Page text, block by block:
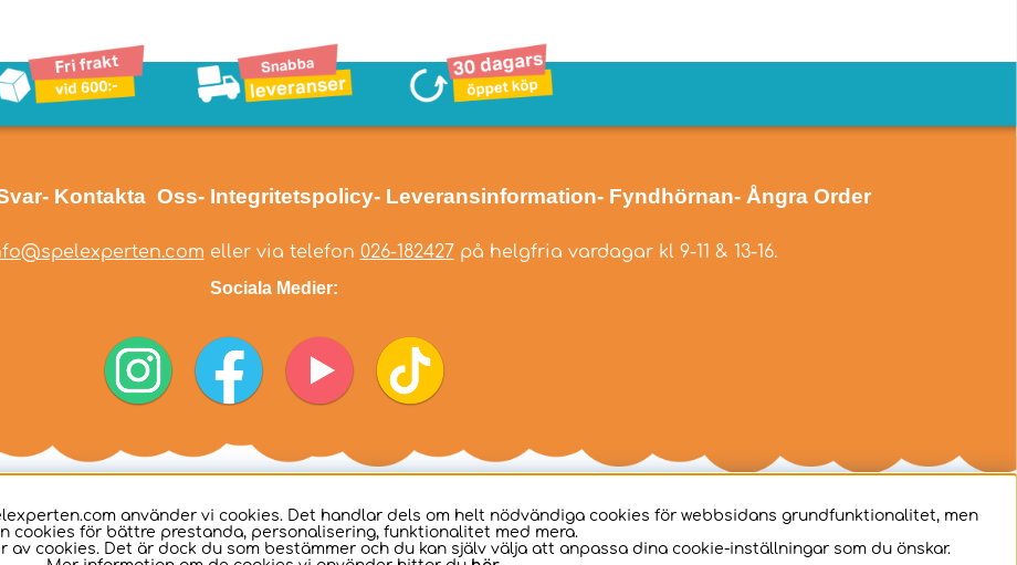
- Kontakta Oss- Integritetspolicy- Leveransinformation- Fyndhörnan- Ångra Order
eller via telefon 026-182427på helgfria vardagar kl 9-11 & 13-16.
Sociala Medier:
använder vi cookies. Det handlar dels om helt nödvändiga cookies för webbsidans grundfunktionalitet, men
cookies för bättre prestanda, personalisering, funktionalitet med mera.
cookies. Det är dock du som bestämmer och du kan själv välja att anpassa dina cookie-inställningar som du önskar.